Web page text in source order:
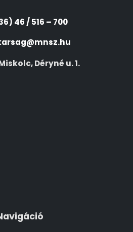
46 / 516 – 700
Déryné u. 1.